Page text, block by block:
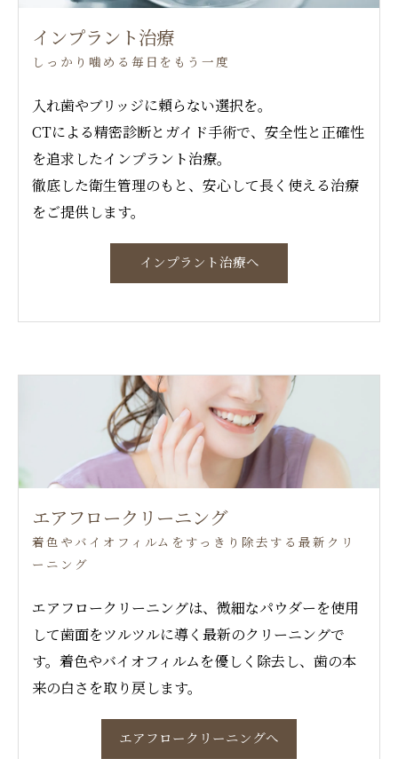
インプラント治療
しっかり噛める毎日をもう一度
入れ歯やブリッジに頼らない選択を。
CTによる精密診断とガイド手術で、安全性と正確性
を追求したインプラント治療。
徹底した衛生管理のもと、安心して長く使える治療
をご提供します。
インプラント治療へ
エアフロークリーニング
着色やバイオフィルムをすっきり除去する最新クリ
ーニング
エアフロークリーニングは、微細なパウダーを使用
して歯面をツルツルに導く最新のクリーニングで
す。着色やバイオフィルムを優しく除去し、歯の本
来の白さを取り戻します。
エアフロークリーニングへ